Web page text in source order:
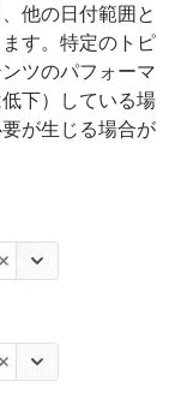
他の日付範囲と
す。特定のトピ
ツのパフォーマ
下）している場
が生じる場合が